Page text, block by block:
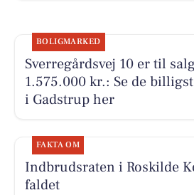
BOLIGMARKED
Sverregårdsvej 10 er til
1.575.000 kr.: Se de
i Gadstrup her
FAKTA OM
Indbrudsraten i Roskilde
faldet